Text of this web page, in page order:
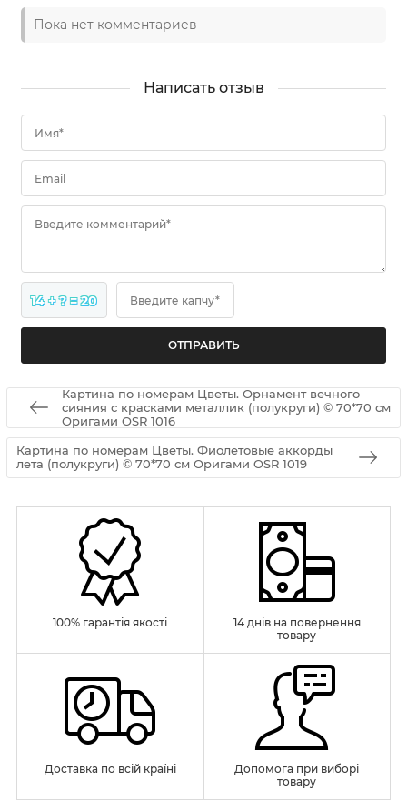
Пока нет комментариев
Написать отзыв
Имя*
Email
Введите комментарий*
14 + ? = 20 Введите капчу*
Картина по номерам Цветы. Орнамент вечного
сияния с красками металлик (полукруги) © 70*70 см
Оригами OSR 1016
Картина по номерам Цветы. Фиолетовые аккорды
лета (полукруги) © 70*70 см Оригами OSR 1019
100% гарантія якості
14 днів на повернення
товару
Доставка по всій країні
Допомога при виборі
товару